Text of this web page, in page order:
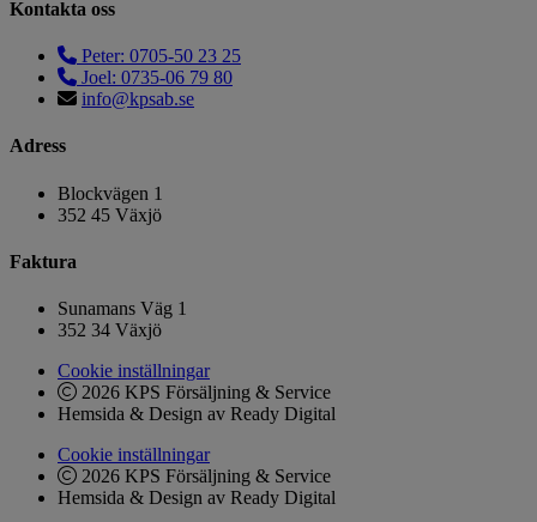
Kontakta oss
Peter: 0705-50 23 25
Joel: 0735-06 79 80
info@kpsab.se
Adress
Blockvägen 1
352 45 Växjö
Faktura
Sunamans Väg 1
352 34 Växjö
Cookie inställningar
2026 KPS Försäljning & Service
Hemsida & Design av Ready Digital
Cookie inställningar
2026 KPS Försäljning & Service
Hemsida & Design av Ready Digital